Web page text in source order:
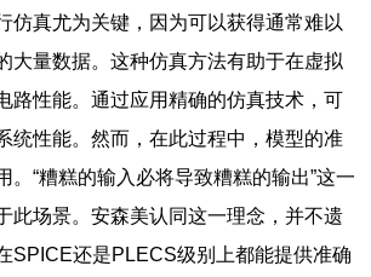
仿真尤为关键，因为可以获得通常难以
大量数据。这种仿真方法有助于在虚拟
路性能。通过应用精确的仿真技术，可
统性能。然而，在此过程中，模型的准
。“糟糕的输入必将导致糟糕的输出”这一
此场景。安森美认同这一理念，并不遗
SPICE还是PLECS级别上都能提供准确